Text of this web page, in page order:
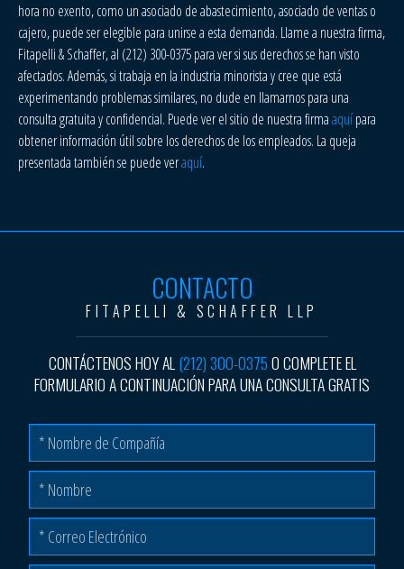
hora no exento, como un asociado de abastecimiento, asociado de ventas o
cajero, puede ser elegible para unirse a esta demanda. Llame a nuestra firma,
Fitapelli & Schaffer, al (212) 300-0375 para ver si sus derechos se han visto
afectados. Además, si trabaja en la industria minorista y cree que está
experimentando problemas similares, no dude en llamarnos para una
consulta gratuita y confidencial. Puede ver el sitio de nuestra firmaaquípara
obtener información útil sobre los derechos de los empleados. La queja
presentada también se puede veraquí.
CONTACTO
FITAPELLI & SCHAFFER LLP
CONTÁCTENOS HOY AL (212) 300-0375O COMPLETE EL
FORMULARIO A CONTINUACIÓN PARA UNA CONSULTA GRATIS